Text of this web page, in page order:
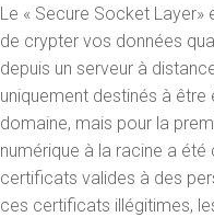
Le « Secure Socket
de crypter vos données
depuis un serveur à
uniquement destinés à
domaine, mais pour la
numérique à la racine a
certificats valides à des
ces certificats illégitimes,